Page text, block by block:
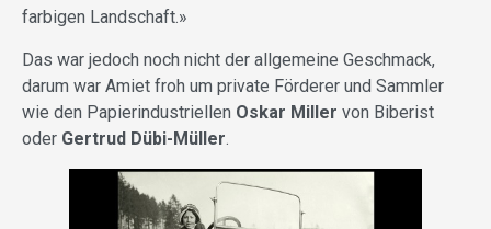
farbigen Landschaft.»
Das war jedoch noch nicht der allgemeine Geschmack,
darum war Amiet froh um private Förderer und Sammler
wie den Papierindustriellen Oskar Miller von Biberist
oder Gertrud Dübi-Müller.